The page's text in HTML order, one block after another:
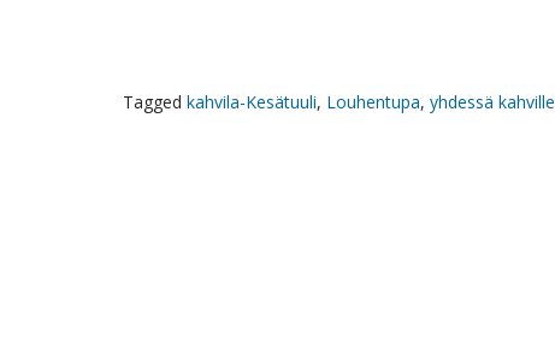
Tagged kahvila-Kesätuuli, Louhentupa, yhdessä kahville